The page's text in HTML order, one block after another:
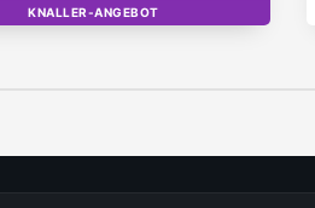
TOP
KNALLER-ANGEBOT